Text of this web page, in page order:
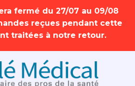
fermé du 27/07 au 09/08
reçues pendant cette
traitées à notre retour.